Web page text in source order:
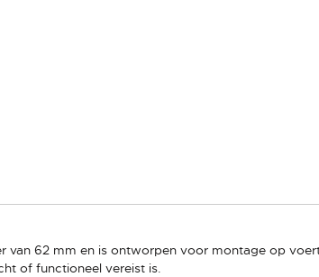
62 mm en is ontworpen voor montage op
of functioneel vereist is.